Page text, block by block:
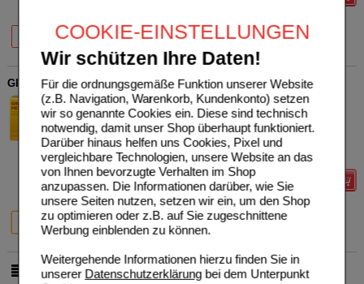
COOKIE-EINSTELLUNGEN
Wir schützen Ihre Daten!
Für die ordnungsgemäße Funktion unserer Website
(z.B. Navigation, Warenkorb, Kundenkonto) setzen
wir so genannte Cookies ein. Diese sind technisch
notwendig, damit unser Shop überhaupt funktioniert.
Darüber hinaus helfen uns Cookies, Pixel und
vergleichbare Technologien, unsere Website an das
von Ihnen bevorzugte Verhalten im Shop
anzupassen. Die Informationen darüber, wie Sie
unsere Seiten nutzen, setzen wir ein, um den Shop
zu optimieren oder z.B. auf Sie zugeschnittene
Werbung einblenden zu können.
Weitergehende Informationen hierzu finden Sie in
unserer Datenschutzerklärungbei dem Unterpunkt
10X2 ml
34%
100X2 ml
20%
GINKGO BILOBA HEVERT injekt N Ampullen
Hevert-Arzneimittel GmbH &
Co. KG
18092853
10X2ml Ampullen
AVP***
Unser Preis*
Sie sparen
Grundpreis
829,50 €
Details
10X2 ml
45%
100X2 ml
28%
pro Seite